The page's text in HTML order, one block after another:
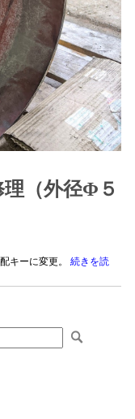
（外径Φ５
キーに変更。 続きを読